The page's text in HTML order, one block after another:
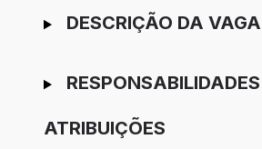
Ir para candidatura
DESCRIÇÃO DA VAGA
RESPONSABILIDADES
ATRIBUIÇÕES